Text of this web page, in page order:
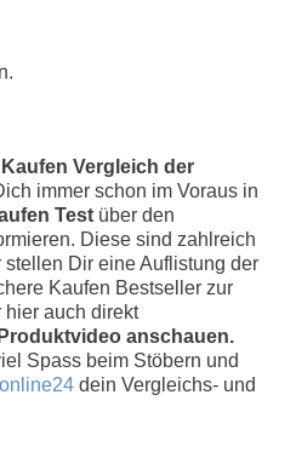
Vergleich der
immer schon im Voraus in
Test über den
Diese sind zahlreich
stellen Dir eine Auflistung der
Kaufen Bestseller zur
hier auch direkt
anschauen.
Spass beim Stöbern und
dein Vergleichs- und